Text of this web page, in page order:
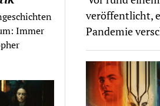
Immer
veröffentlicht,
Pandemie